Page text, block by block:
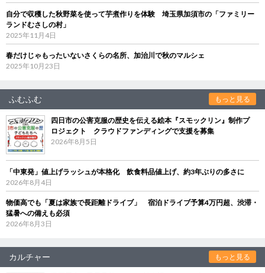
自分で収穫した秋野菜を使って芋煮作りを体験 埼玉県加須市の「ファミリー
ランドむさしの村」
2025年11月4日
春だけじゃもったいないさくらの名所、加治川で秋のマルシェ
2025年10月23日
ふむふむ もっと見る
四日市の公害克服の歴史を伝える絵本『スモックリン』制作プ
ロジェクト クラウドファンディングで支援を募集
2026年8月5日
「中東発」値上げラッシュが本格化 飲食料品値上げ、約3年ぶりの多さに
2026年8月4日
物価高でも「夏は家族で長距離ドライブ」 宿泊ドライブ予算4万円超、渋滞・
猛暑への備えも必須
2026年8月3日
カルチャー もっと見る